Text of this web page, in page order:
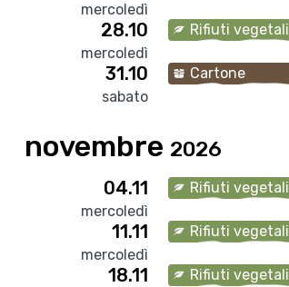
mercoledì
28.10
mercoledì
Rifiuti vegetali
31.10
sabato
Cartone
novembre 2026
04.11
mercoledì
Rifiuti vegetali
11.11
mercoledì
Rifiuti vegetali
18.11 Rifiuti vegetali